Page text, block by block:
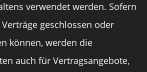
verwendet werden. Sofern
geschlossen oder
können, werden die
auch für Vertragsangebote,